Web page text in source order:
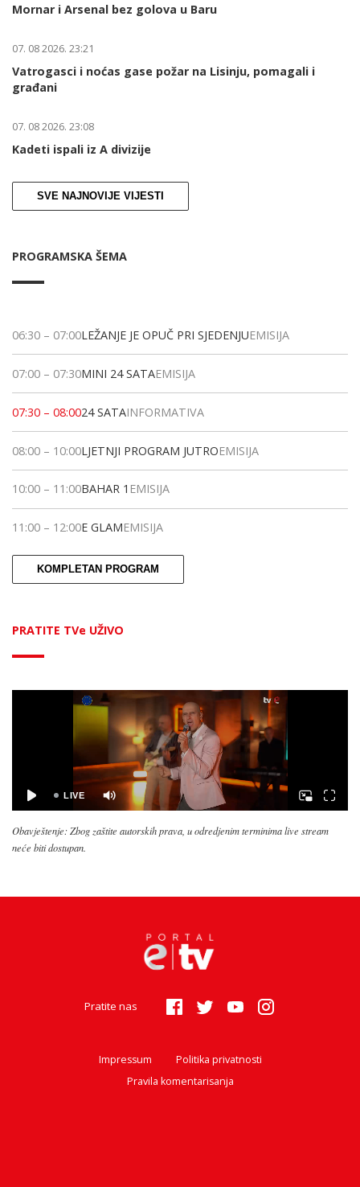
Mornar i Arsenal bez golova u Baru
07. 08 2026. 23:21
Vatrogasci i noćas gase požar na Lisinju, pomagali i
građani
07. 08 2026. 23:08
Kadeti ispali iz A divizije
SVE NAJNOVIJE VIJESTI
PROGRAMSKA ŠEMA
06:30 – 07:00LEŽANJE JE OPUČ PRI SJEDENJUEMISIJA
07:00 – 07:30MINI 24 SATAEMISIJA
07:30 – 08:0024 SATAINFORMATIVA
08:00 – 10:00LJETNJI PROGRAM JUTROEMISIJA
10:00 – 11:00BAHAR 1 EMISIJA
11:00 – 12:00E GLAMEMISIJA
KOMPLETAN PROGRAM
PRATITE TVe UŽIVO
Obavještenje: Zbog zaštite autorskih prava, u odredjenim terminima live stream
neće biti dostupan.
Pratite nas
Impressum
Politika privatnosti
Pravila komentarisanja